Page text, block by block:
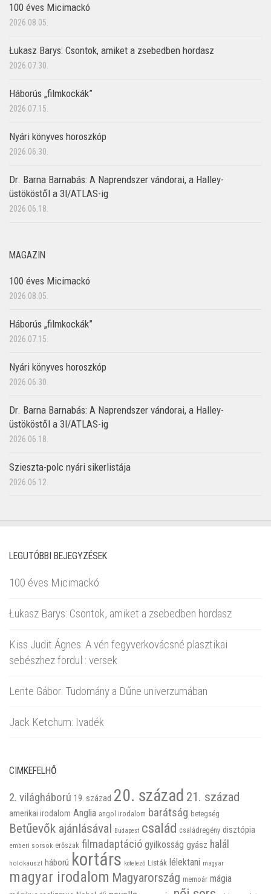
100 éves Micimackó
2026.08.05.
Łukasz Barys: Csontok, amiket a zsebedben hordasz
2026.07.30.
Háborús „filmkockák”
2026.07.15.
Nyári könyves horoszkóp
2026.06.30.
Dr. Barna Barnabás: A Naprendszer vándorai, a Halley-
üstököstől a 3I/ATLAS-ig
2026.06.18.
MAGAZIN
100 éves Micimackó
2026.08.05.
Háborús „filmkockák”
2026.07.15.
Nyári könyves horoszkóp
2026.06.30.
Dr. Barna Barnabás: A Naprendszer vándorai, a Halley-
üstököstől a 3I/ATLAS-ig
2026.06.18.
Szieszta-polc nyári sikerlistája
2026.06.12.
LEGUTÓBBI BEJEGYZÉSEK
100 éves Micimackó
Łukasz Barys: Csontok, amiket a zsebedben hordasz
Kiss Judit Ágnes: A vén fegyverkovácsné plasztikai
sebészhez fordul : versek
Lente Gábor: Tudomány a Dűne univerzumában
Jack Ketchum: Ivadék
CIMKEFELHŐ
2. világháború 19. század 20. század 21. század
amerikai irodalom Anglia angol irodalom barátság betegség
Betűevők ajánlásával Budapest család családregény disztópia
emberi sorsok erőszak filmadaptáció gyilkosság gyász halál
holokauszt háború kortárs kötelező Listák lélektani magyar
magyar irodalom Magyarország memoár mágia